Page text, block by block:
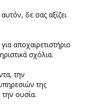
δε σας αξίζει
αποχαιρετιστήριο
σχόλια.
την
της
ουσία.